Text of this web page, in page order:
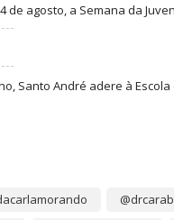
agosto, a Semana da
Santo André adere à